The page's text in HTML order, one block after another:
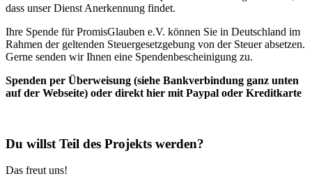
dass unser Dienst Anerkennung findet.
Ihre Spende für PromisGlauben e.V. können Sie in Deutschland im
Rahmen der geltenden Steuergesetzgebung von der Steuer absetzen.
Gerne senden wir Ihnen eine Spendenbescheinigung zu.
Spenden per Überweisung (siehe Bankverbindung ganz unten
auf der Webseite) oder direkt hier mit Paypal oder Kreditkarte
Du willst Teil des Projekts werden?
Das freut uns!